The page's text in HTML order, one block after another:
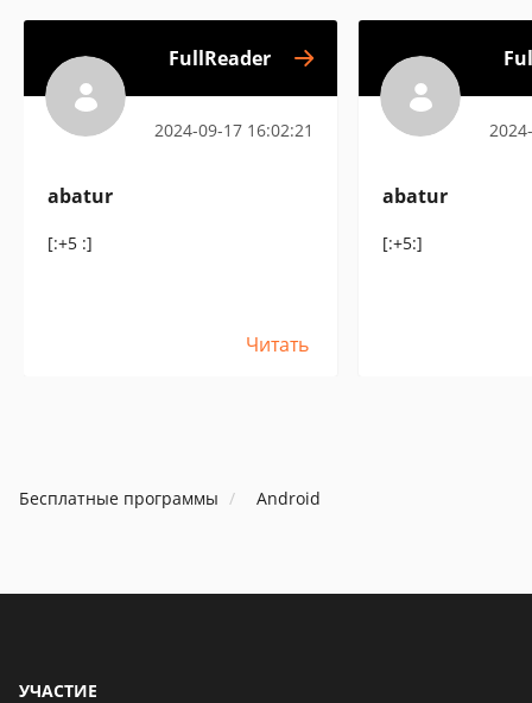
FullReader
2024-09-17 16:02:21
abatur
[:+5 :]
Читать
abatur
[:+5:]
Бесплатные программы Android
УЧАСТИЕ